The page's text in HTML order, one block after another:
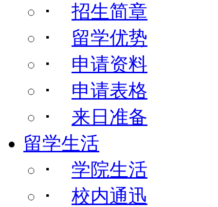
･ 招生简章
･ 留学优势
･ 申请资料
･ 申请表格
･ 来日准备
留学生活
･ 学院生活
･ 校内通迅